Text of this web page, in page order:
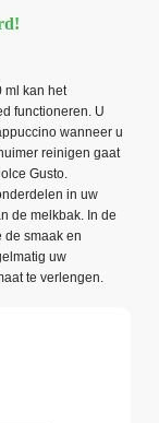
ml kan het
functioneren. U
wanneer u
reinigen gaat
Gusto.
in uw
de melkbak. In de
de smaak en
uw
te verlengen.